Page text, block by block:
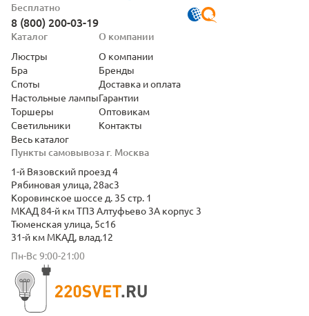
Бесплатно
8 (800) 200-03-19
Пункты самовывоза г. Москва
1-й Вязовский проезд 4
Рябиновая улица, 28ас3
Коровинское шоссе д. 35 стр. 1
МКАД 84-й км ТПЗ Алтуфьево 3А корпус 3
Тюменская улица, 5с16
31-й км МКАД, влад.12
Пн-Вс 9:00-21:00
Каталог
Люстры
Бра
Споты
Настольные лампы
Торшеры
Светильники
Весь каталог
О компании
О компании
Бренды
Доставка и оплата
Гарантии
Оптовикам
Контакты